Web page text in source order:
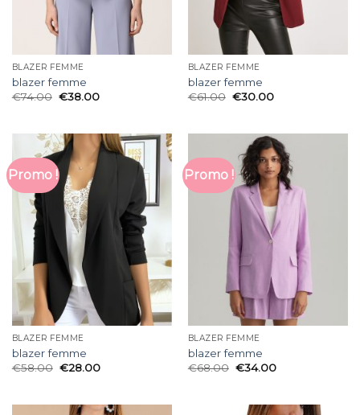
BLAZER FEMME
blazer femme
€74.00 €38.00
BLAZER FEMME
blazer femme
€61.00 €30.00
Promo !
BLAZER FEMME
blazer femme
€58.00 €28.00
Promo !
BLAZER FEMME
blazer femme
€68.00 €34.00